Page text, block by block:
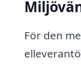
För den